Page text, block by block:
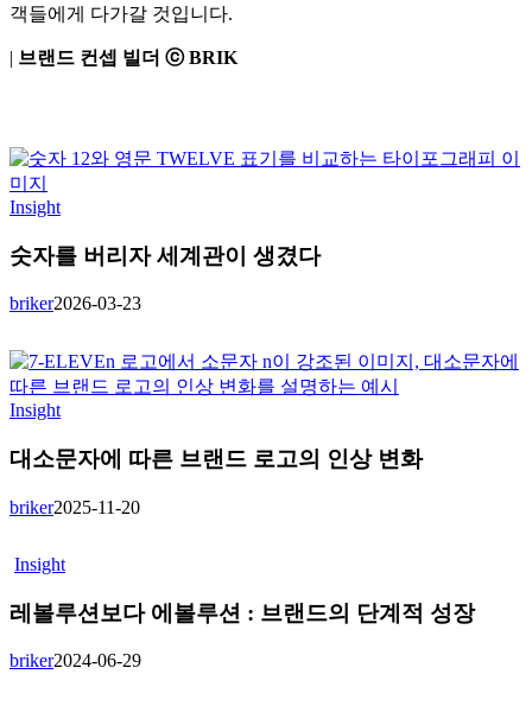
객들에게 다가갈 것입니다.
| 브랜드 컨셉 빌더 ⓒ BRIK
Insight
숫자를 버리자 세계관이 생겼다
briker2026-03-23
Insight
대소문자에 따른 브랜드 로고의 인상 변화
briker2025-11-20
Insight
레볼루션보다 에볼루션 : 브랜드의 단계적 성장
briker2024-06-29